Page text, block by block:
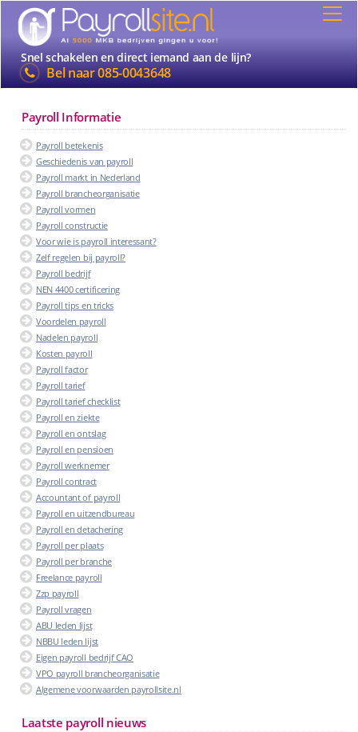
Snel schakelen en direct iemand aan de lijn?
Bel naar085-0043648
Payroll Informatie
Payroll betekenis
Geschiedenis van payroll
Payroll markt in Nederland
Payroll brancheorganisatie
Payroll vormen
Payroll constructie
Voor wie is payroll interessant?
Zelf regelen bij payroll?
Payroll bedrijf
NEN 4400 certificering
Payroll tips en tricks
Voordelen payroll
Nadelen payroll
Kosten payroll
Payroll factor
Payroll tarief
Payroll tarief checklist
Payroll en ziekte
Payroll en ontslag
Payroll en pensioen
Payroll werknemer
Payroll contract
Accountant of payroll
Payroll en uitzendbureau
Payroll en detachering
Payroll per plaats
Payroll per branche
Freelance payroll
Zzp payroll
Payroll vragen
ABU leden lijst
NBBU leden lijst
Eigen payroll bedrijf CAO
VPO payroll brancheorganisatie
Algemene voorwaarden payrollsite.nl
Laatste payroll nieuws